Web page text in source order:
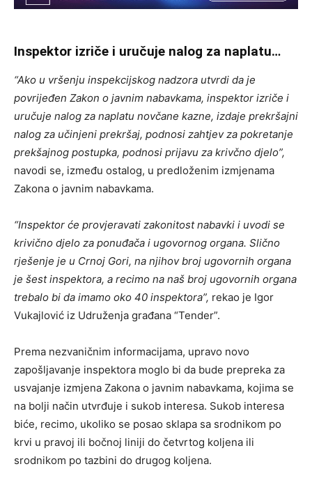
Inspektor izriče i uručuje nalog za naplatu…
“Ako u vršenju inspekcijskog nadzora utvrdi da je
povrijeđen Zakon o javnim nabavkama, inspektor izriče i
uručuje nalog za naplatu novčane kazne, izdaje prekršajni
nalog za učinjeni prekršaj, podnosi zahtjev za pokretanje
prekšajnog postupka, podnosi prijavu za krivčno djelo”,
navodi se, između ostalog, u predloženim izmjenama
Zakona o javnim nabavkama.
“Inspektor će provjeravati zakonitost nabavki i uvodi se
krivično djelo za ponuđača i ugovornog organa. Slično
rješenje je u Crnoj Gori, na njihov broj ugovornih organa
je šest inspektora, a recimo na naš broj ugovornih organa
trebalo bi da imamo oko 40 inspektora”, rekao je Igor
Vukajlović iz Udruženja građana “Tender”.
Prema nezvaničnim informacijama, upravo novo
zapošljavanje inspektora moglo bi da bude prepreka za
usvajanje izmjena Zakona o javnim nabavkama, kojima se
na bolji način utvrđuje i sukob interesa. Sukob interesa
biće, recimo, ukoliko se posao sklapa sa srodnikom po
krvi u pravoj ili bočnoj liniji do četvrtog koljena ili
srodnikom po tazbini do drugog koljena.